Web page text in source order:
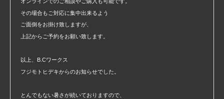
その場合もご対応に集中出来るよう
ご面倒をお掛け致しますが、
上記からご予約をお願い致します。
以上、B.Cワークス
フジモトヒデキからのお知らせでした。
とんでもない暑さが続いておりますので、